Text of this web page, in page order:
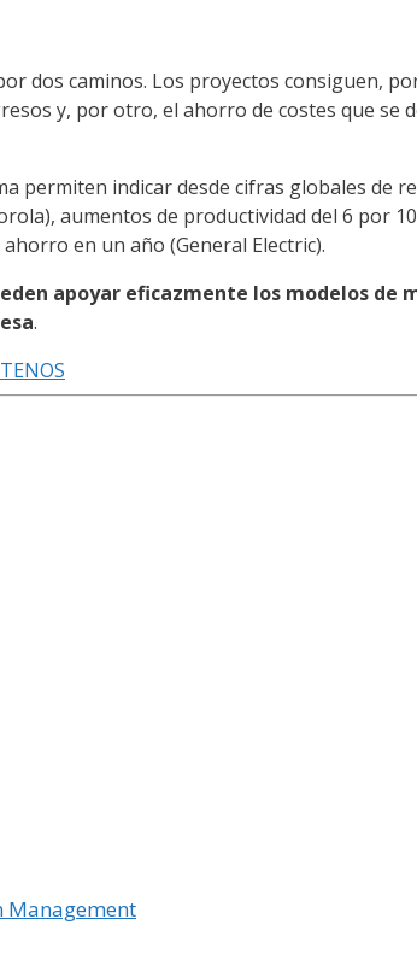
dos caminos. Los proyectos consiguen,
y, por otro, el ahorro de costes que se
permiten indicar desde cifras globales de
aumentos de productividad del 6 por
en un año (General Electric).
apoyar eficazmente los modelos de
.
Management